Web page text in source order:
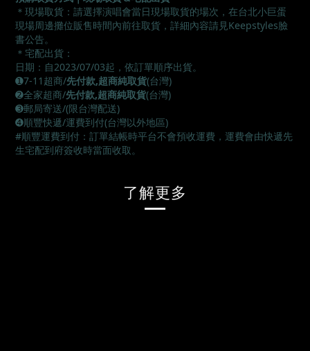
＊現場取貨：請選擇演唱會當日現場取貨的場次，在台北小巨蛋
現場周邊攤位販售時間內前往取貨，詳細內容請見Keepstyles臉
書公告。
＊宅配出貨：
日期：自2023/07/03起，依訂單順序出貨。
➊7-11超商/先付款,超商純取貨(台灣)
➋全家超商/先付款,超商純取貨(台灣)
➌郵局寄送/(限台灣配送)
➍順豐快遞/運費到付(台灣以外地區)
#順豐運費到付：訂單結帳時平台不會預收運費，運費會由快遞先
生宅配到府簽收時當面收取。
了解更多